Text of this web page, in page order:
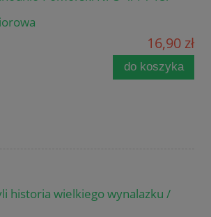
16,90 zł
do koszyka
historia wielkiego wynalazku /